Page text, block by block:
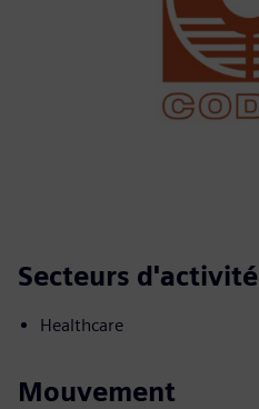
Secteurs d'activité
Healthcare
Mouvement